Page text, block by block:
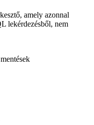
amely azonnal
lekérdezésből, nem